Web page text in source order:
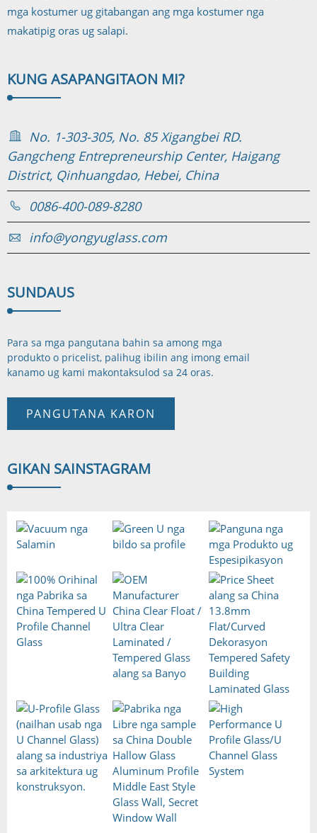
mga kostumer ug gitabangan ang mga kostumer nga
makatipig oras ug salapi.
KUNG ASAPANGITAON MI?
No. 1-303-305, No. 85 Xigangbei RD.
Gangcheng Entrepreneurship Center, Haigang
District, Qinhuangdao, Hebei, China
0086-400-089-8280
info@yongyuglass.com
SUNDAUS
Para sa mga pangutana bahin sa among mga
produkto o pricelist, palihug ibilin ang imong email
kanamo ug kami makontaksulod sa 24 oras.
PANGUTANA KARON
GIKAN SAINSTAGRAM